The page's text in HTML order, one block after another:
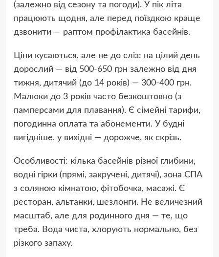
(залежно від сезону та погоди). У пік літа
працюють щодня, але перед поїздкою краще
дзвонити — раптом профілактика басейнів.
Ціни кусаються, але не до сліз: на цілий день
дорослий — від 500-650 грн залежно від дня
тижня, дитячий (до 14 років) — 300-400 грн.
Малюки до 3 років часто безкоштовно (з
памперсами для плавання). Є сімейні тарифи,
погодинна оплата та абонементи. У будні
вигідніше, у вихідні — дорожче, як скрізь.
Особливості: кілька басейнів різної глибини,
водні гірки (прямі, закручені, дитячі), зона СПА
з соляною кімнатою, фітобочка, масажі. Є
ресторан, альтанки, шезлонги. Не величезний
масштаб, але для родинного дня — те, що
треба. Вода чиста, хлорують нормально, без
різкого запаху.